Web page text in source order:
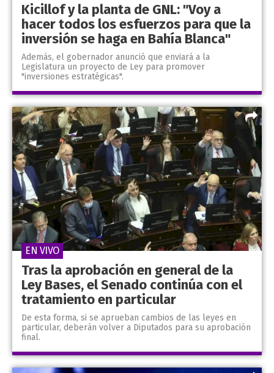
Kicillof y la planta de GNL: "Voy a
hacer todos los esfuerzos para que la
inversión se haga en Bahía Blanca"
Además, el gobernador anunció que enviará a la
Legislatura un proyecto de Ley para promover
"inversiones estratégicas".
Tras la aprobación en general de la
Ley Bases, el Senado continúa con el
tratamiento en particular
De esta forma, si se aprueban cambios de las leyes en
particular, deberán volver a Diputados para su aprobación
final.
EN VIVO